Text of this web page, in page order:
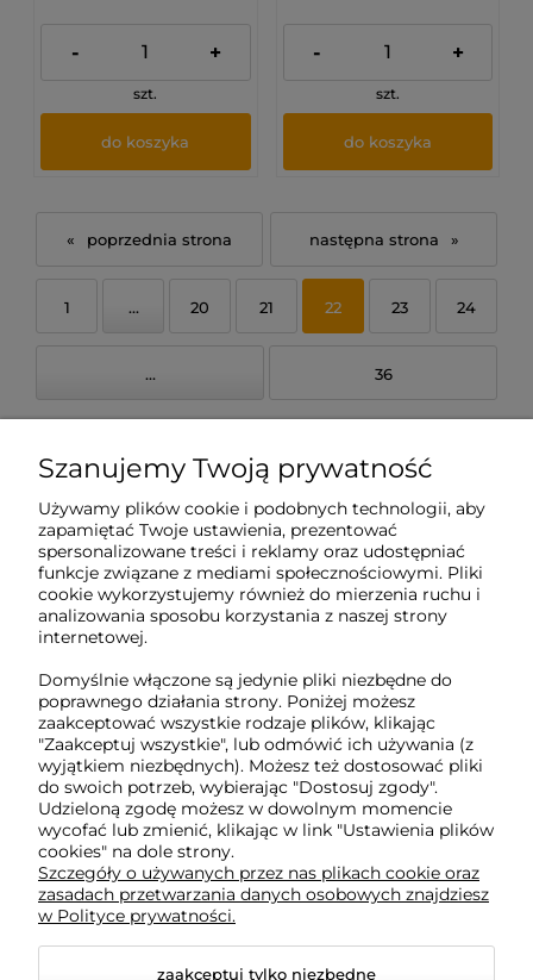
- +
szt.
do koszyka
- +
szt.
do koszyka
«
1 ... 20 21 22 23 24
... 36
»
Sklep internetowy Tukado.pl
pn-pt: 08:00-16:00
791 063 018
biuro@tukado.pl
O nas
Obsługa klienta
Pomoc
Moje konto
Szanujemy Twoją prywatność
Używamy plików cookie i podobnych technologii, aby
zapamiętać Twoje ustawienia, prezentować
spersonalizowane treści i reklamy oraz udostępniać
funkcje związane z mediami społecznościowymi. Pliki
cookie wykorzystujemy również do mierzenia ruchu i
analizowania sposobu korzystania z naszej strony
internetowej.
Domyślnie włączone są jedynie pliki niezbędne do
poprawnego działania strony. Poniżej możesz
zaakceptować wszystkie rodzaje plików, klikając
"Zaakceptuj wszystkie", lub odmówić ich używania (z
wyjątkiem niezbędnych). Możesz też dostosować pliki
do swoich potrzeb, wybierając "Dostosuj zgody".
Udzieloną zgodę możesz w dowolnym momencie
wycofać lub zmienić, klikając w link "Ustawienia plików
cookies" na dole strony.
Szczegóły o używanych przez nas plikach cookie oraz
zasadach przetwarzania danych osobowych znajdziesz
w Polityce prywatności.
zaakceptuj tylko niezbędne